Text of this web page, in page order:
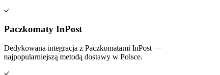
Paczkomaty InPost
Dedykowana integracja z Paczkomatami InPost —
najpopularniejszą metodą dostawy w Polsce.